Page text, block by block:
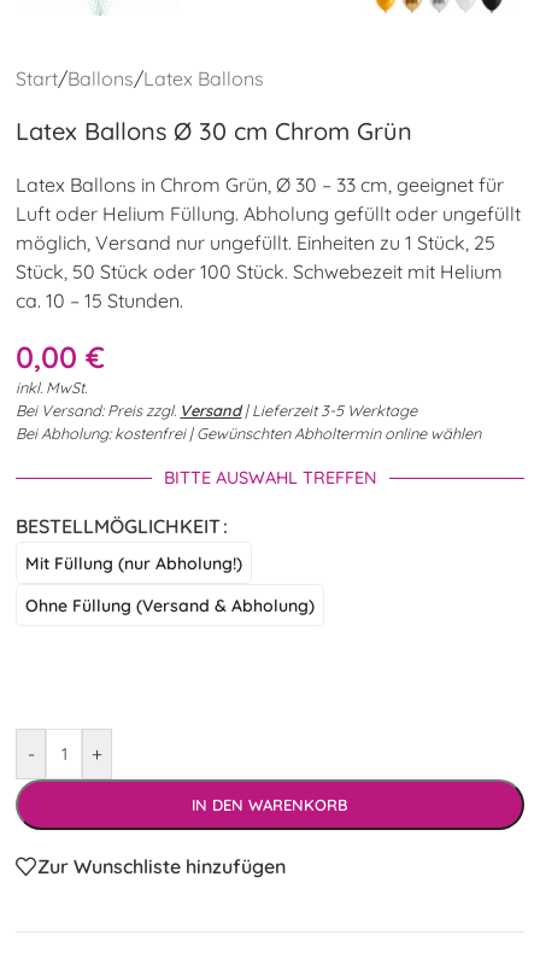
Start/Ballons/Latex Ballons
Latex Ballons Ø 30 cm Chrom Grün
Latex Ballons in Chrom Grün, Ø 30 – 33 cm, geeignet für
Luft oder Helium Füllung. Abholung gefüllt oder ungefüllt
möglich, Versand nur ungefüllt. Einheiten zu 1 Stück, 25
Stück, 50 Stück oder 100 Stück. Schwebezeit mit Helium
ca. 10 – 15 Stunden.
0,00€
inkl. MwSt.
Bei Versand: Preis zzgl. Versand| Lieferzeit 3-5 Werktage
Bei Abholung: kostenfrei | Gewünschten Abholtermin online wählen
BITTE AUSWAHL TREFFEN
BESTELLMÖGLICHKEIT
Mit Füllung (nur Abholung!)
Ohne Füllung (Versand & Abholung)
- +
IN DEN WARENKORB
Zur Wunschliste hinzufügen